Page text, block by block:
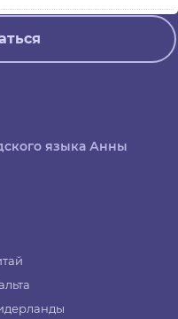
языка Анны